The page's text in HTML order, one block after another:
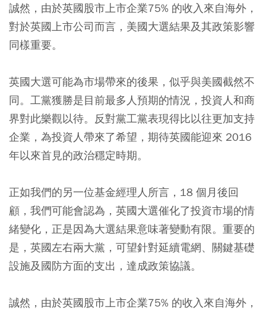
誠然，由於英國股市上市企業75% 的收入來自海外，
對於英國上市公司而言，美國大選結果及其政策影響
同樣重要。
英國大選可能為市場帶來的後果，似乎與美國截然不
同。工黨獲勝是目前最多人預期的情況，投資人和商
界對此樂觀以待。反對黨工黨表現得比以往更加支持
企業，為投資人帶來了希望，期待英國能迎來 2016
年以來首見的政治穩定時期。
正如我們的另一位基金經理人所言，18 個月後回
顧，我們可能會認為，英國大選催化了投資市場的情
緒變化，正是因為大選結果意味著變動有限。重要的
是，英國左右兩大黨，可望針對延續電網、關鍵基礎
設施及國防方面的支出，達成政策協議。
誠然，由於英國股市上市企業75% 的收入來自海外，